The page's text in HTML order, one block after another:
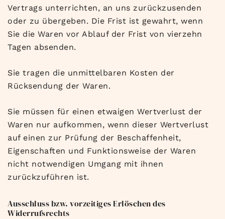
Vertrags unterrichten, an uns zurückzusenden
oder zu übergeben. Die Frist ist gewahrt, wenn
Sie die Waren vor Ablauf der Frist von vierzehn
Tagen absenden.
Sie tragen die unmittelbaren Kosten der
Rücksendung der Waren.
Sie müssen für einen etwaigen Wertverlust der
Waren nur aufkommen, wenn dieser Wertverlust
auf einen zur Prüfung der Beschaffenheit,
Eigenschaften und Funktionsweise der Waren
nicht notwendigen Umgang mit ihnen
zurückzuführen ist.
Ausschluss bzw. vorzeitiges Erlöschen des
Widerrufsrechts